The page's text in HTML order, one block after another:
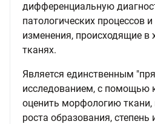
дифференциальную
патологических процессов
изменения, происходящие в
тканях.
Является единственным
исследованием, с помощью
оценить морфологию ткани,
роста образования,